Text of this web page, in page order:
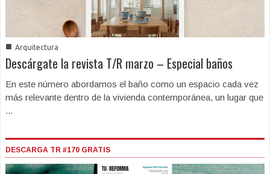
■ Arquitectura
Descárgate la revista T/R marzo – Especial baños
En este número abordamos el baño como un espacio cada vez
más relevante dentro de la vivienda contemporánea, un lugar que
...
DESCARGA TR #170 GRATIS